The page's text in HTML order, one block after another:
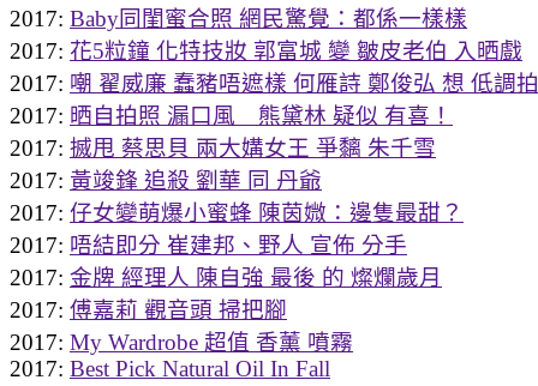
2017: Baby同閨蜜合照 網民驚覺：都係一樣樣
2017: 花5粒鐘 化特技妝 郭富城 變 皺皮老伯 入晒戲
2017: 嘲 翟威廉 蠢豬唔遮樣 何雁詩 鄭俊弘 想 低調
2017: 晒自拍照 漏口風 熊黛林 疑似 有喜！
2017: 搣甩 蔡思貝 兩大媾女王 爭黐 朱千雪
2017: 黃竣鋒 追殺 劉華 同 丹爺
2017: 仔女變萌爆小蜜蜂 陳茵媺：邊隻最甜？
2017: 唔結即分 崔建邦、野人 宣佈 分手
2017: 金牌 經理人 陳自強 最後 的 燦爛歲月
2017: 傅嘉莉 觀音頭 掃把腳
2017: My Wardrobe 超值 香薰 噴霧
2017: Best Pick Natural Oil In Fall